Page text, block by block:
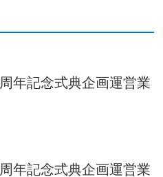
年記念式典企画運営業
年記念式典企画運営業